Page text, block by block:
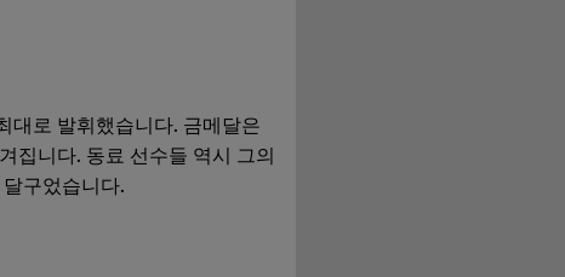
대로 발휘했습니다. 금메달은
집니다. 동료 선수들 역시 그의
구었습니다.